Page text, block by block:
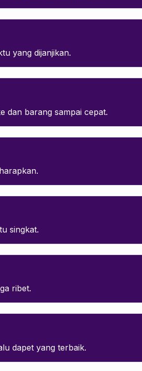
yang dijanjikan.
dan barang sampai cepat.
singkat.
ribet.
dapet yang terbaik.